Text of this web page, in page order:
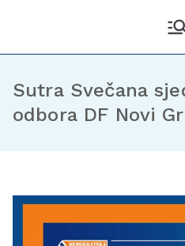
Sutra Svečana
odbora DF Novi